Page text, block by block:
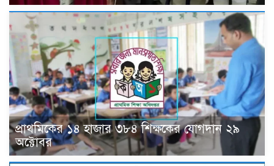
প্রাথমিকের ১৪ হাজার ৩৮৪ শিক্ষকের যোগদান ২৯
অক্টোবর